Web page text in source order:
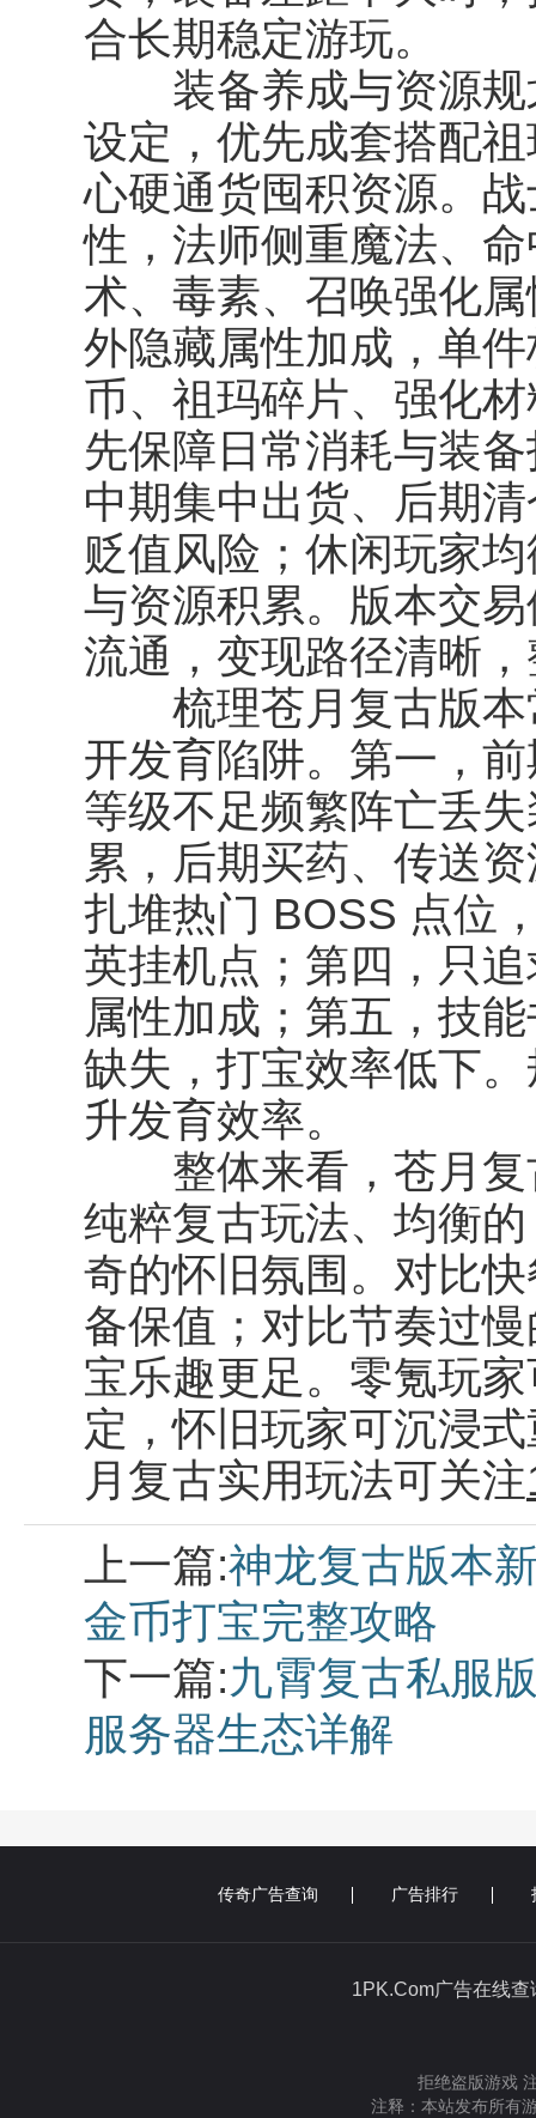
合长期稳定游玩。
装备养成与资源规
设定，优先成套搭配
心硬通货囤积资源。
性，法师侧重魔法、
术、毒素、召唤强化
外隐藏属性加成，单
币、祖玛碎片、强化
先保障日常消耗与装
中期集中出货、后期
贬值风险；休闲玩家
与资源积累。版本交
流通，变现路径清晰
梳理苍月复古版本
开发育陷阱。第一，
等级不足频繁阵亡丢
累，后期买药、传送
扎堆热门 BOSS 点位
英挂机点；第四，只
属性加成；第五，技
缺失，打宝效率低下
升发育效率。
整体来看，苍月复
纯粹复古玩法、均衡
奇的怀旧氛围。对比
备保值；对比节奏过
宝乐趣更足。零氪玩
定，怀旧玩家可沉浸
月复古实用玩法可关注
上一篇:神龙复古版本
金币打宝完整攻略
下一篇:九霄复古私服
服务器生态详解
传奇广告查询 广告排行
1PK.Com广告在
拒绝盗版游戏
注释：本站发布所有